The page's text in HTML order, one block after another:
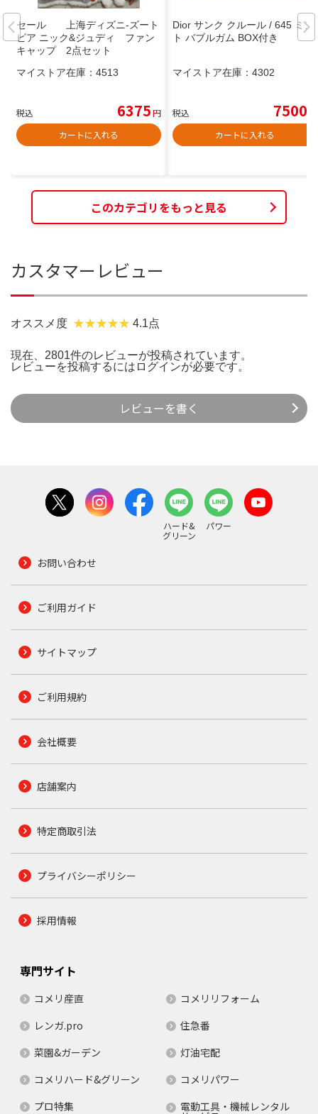
セール 上海ディズニ-ズート
ピア ニック&ジュディ ファン
キャップ 2点セット
マイストア在庫： 4513
税込 6375円
カートに入れる
Dior サンク クルール / 645 ミン
ト バブルガム BOX付き
マイストア在庫： 4302
税込 7500
カートに入れる
このカテゴリをもっと見る
カスタマーレビュー
オススメ度 4.1点
現在、2801件のレビューが投稿されています。
レビューを投稿するには ログインが必要です。
レビューを書く
ハード&
グリーン
パワー
お問い合わせ
ご利用ガイド
サイトマップ
ご利用規約
会社概要
店舗案内
特定商取引法
プライバシーポリシー
採用情報
専門サイト
コメリ産直
コメリリフォーム
レンガ.pro
住急番
菜園&ガーデン
灯油宅配
コメリハード&グリーン
コメリパワー
プロ特集
電動工具・機械レンタル